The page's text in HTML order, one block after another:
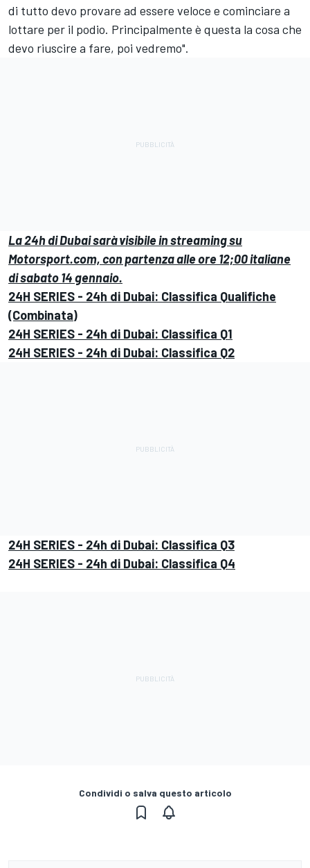
di tutto devo provare ad essere veloce e cominciare a
lottare per il podio. Principalmente è questa la cosa che
devo riuscire a fare, poi vedremo".
La 24h di Dubai sarà visibile in streaming su
Motorsport.com, con partenza alle ore 12;00 italiane
di sabato 14 gennaio.
24H SERIES - 24h di Dubai: Classifica Qualifiche
(Combinata)
24H SERIES - 24h di Dubai: Classifica Q1
24H SERIES - 24h di Dubai: Classifica Q2
24H SERIES - 24h di Dubai: Classifica Q3
24H SERIES - 24h di Dubai: Classifica Q4
Condividi o salva questo articolo